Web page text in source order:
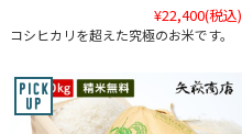
¥22,400(税込)
コシヒカリを超えた究極のお米です。